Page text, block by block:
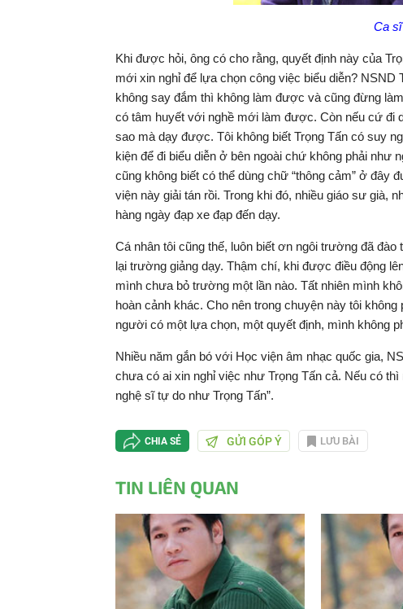
Ca
Khi được hỏi, ông có cho rằng, quyết định này của
mới xin nghỉ để lựa chọn công việc biểu diễn?
không say đắm thì không làm được và cũng đừng
có tâm huyết với nghề mới làm được. Còn nếu cứ đi
sao mà dạy được. Tôi không biết Trọng Tấn có suy
kiện để đi biểu diễn ở bên ngoài chứ không phải như
cũng không biết có thể dùng chữ “thông cảm” ở đây
viện này giải tán rồi. Trong khi đó, nhiều giáo sư già,
hàng ngày đạp xe đạp đến dạy.
Cá nhân tôi cũng thế, luôn biết ơn ngôi trường đã
lại trường giảng dạy. Thậm chí, khi được điều động
mình chưa bỏ trường một lần nào. Tất nhiên mình
hoàn cảnh khác. Cho nên trong chuyện này tôi
người có một lựa chọn, một quyết định, mình không
Nhiều năm gắn bó với Học viện âm nhạc quốc gia,
chưa có ai xin nghỉ việc như Trọng Tấn cả. Nếu có
nghệ sĩ tự do như Trọng Tấn”.
CHIA SẺ GỬI GÓP Ý LƯU BÀI
TIN LIÊN QUAN